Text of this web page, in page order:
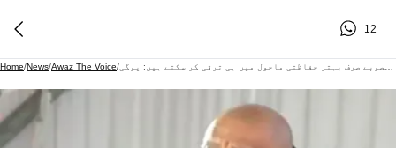
12
Home/News/Awaz The Voice/